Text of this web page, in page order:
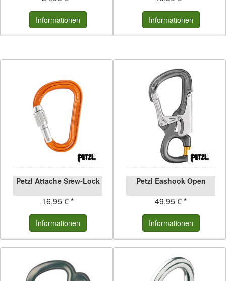
Informationen Informationen
Petzl Attache Srew-Lock
16,95 € *
Informationen
Petzl Eashook Open
49,95 € *
Informationen